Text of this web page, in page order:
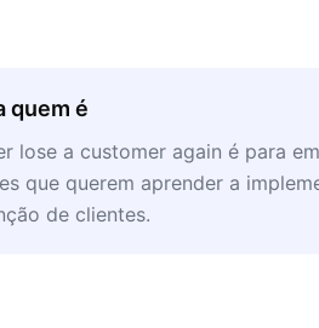
quem é
lose a customer again é para
que querem aprender a
de clientes.